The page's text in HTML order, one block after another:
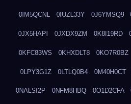
0IM5QCNL 0IUZL33Y 0J6YMSQ9
0JX5HAPI 0JXDX9ZM 0K8I19RD
0KFC83WS 0KHXDLT8 0KO7R0BZ
0LPY3G1Z 0LTLQ0B4 0M40H0CT
0NALSI2P 0NFM8HBQ 0O1D2CFA